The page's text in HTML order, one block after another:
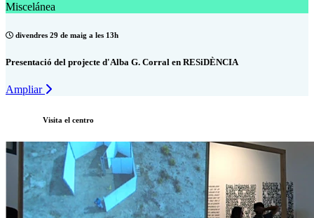
Miscelánea
divendres 29 de maig a les 13h
Presentació del projecte d'Alba G. Corral en RESiDÈNCIA
Ampliar
Visita el centro